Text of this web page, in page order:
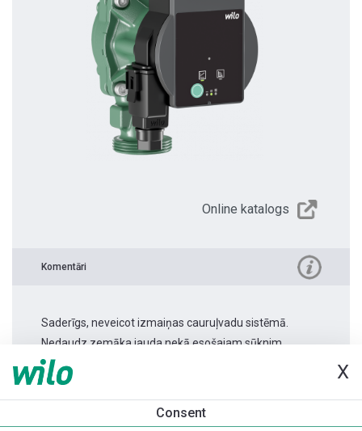
X
Consent
Online katalogs
Komentāri
Saderīgs, neveicot izmaiņas cauruļvadu sistēmā.
Nedaudz zemāka jauda nekā esošajam sūknim.
Produkta informācija